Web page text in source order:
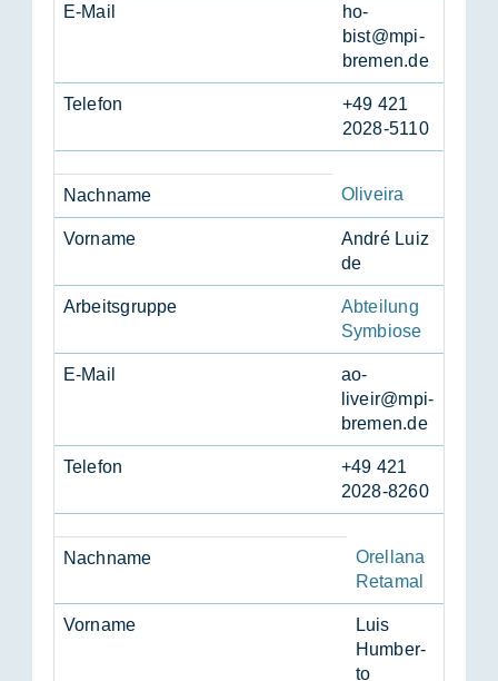
E-Mail
ho­
bist@mpi-
bre­men.de
Te­le­fon
+49 421
2028-5110
Nach­na­me Oliveira
Vor­na­me
An­dré Luiz
de
Ar­beits­grup­pe
Abteilung
Symbiose
E-Mail
ao­
liveir@mpi-
bre­men.de
Te­le­fon
+49 421
2028-8260
Nach­na­me
Orellana
Retamal
Vor­na­me
Luis
Hum­ber­
to